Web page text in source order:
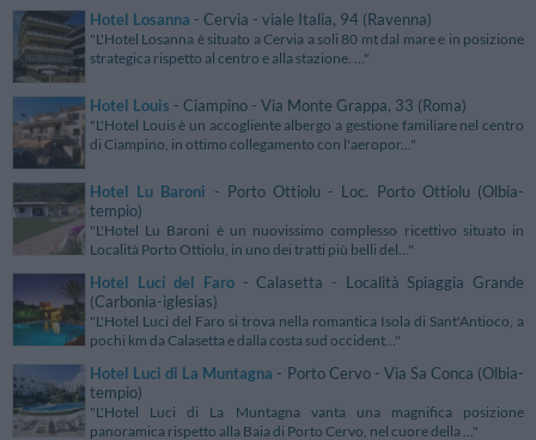
Hotel Losanna - Cervia - viale Italia, 94 (Ravenna)
"L'Hotel Losanna è situato a Cervia a soli 80 mt dal mare e in posizione
strategica rispetto al centro e alla stazione. ..."
Hotel Louis - Ciampino - Via Monte Grappa, 33 (Roma)
"L'Hotel Louis è un accogliente albergo a gestione familiare nel centro
di Ciampino, in ottimo collegamento con l'aeropor..."
Hotel Lu Baroni - Porto Ottiolu - Loc. Porto Ottiolu (Olbia-
tempio)
"L'Hotel Lu Baroni è un nuovissimo complesso ricettivo situato in
Località Porto Ottiolu, in uno dei tratti più belli del..."
Hotel Luci del Faro - Calasetta - Località Spiaggia Grande
(Carbonia-iglesias)
"L'Hotel Luci del Faro si trova nella romantica Isola di Sant'Antioco, a
pochi km da Calasetta e dalla costa sud occident..."
Hotel Luci di La Muntagna - Porto Cervo - Via Sa Conca (Olbia-
tempio)
"L'Hotel Luci di La Muntagna vanta una magnifica posizione
panoramica rispetto alla Baia di Porto Cervo, nel cuore della ..."